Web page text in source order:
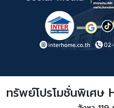
ทรัพย์โปรโมชั่นพิเศษ